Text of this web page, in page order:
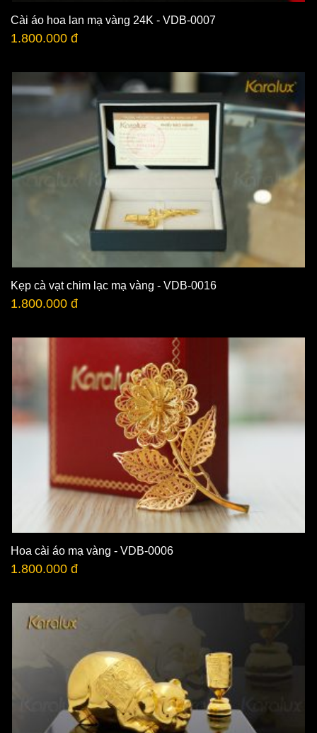
Cài áo hoa lan mạ vàng 24K - VDB-0007
1.800.000 đ
Kẹp cà vạt chim lạc mạ vàng - VDB-0016
1.800.000 đ
Hoa cài áo mạ vàng - VDB-0006
1.800.000 đ